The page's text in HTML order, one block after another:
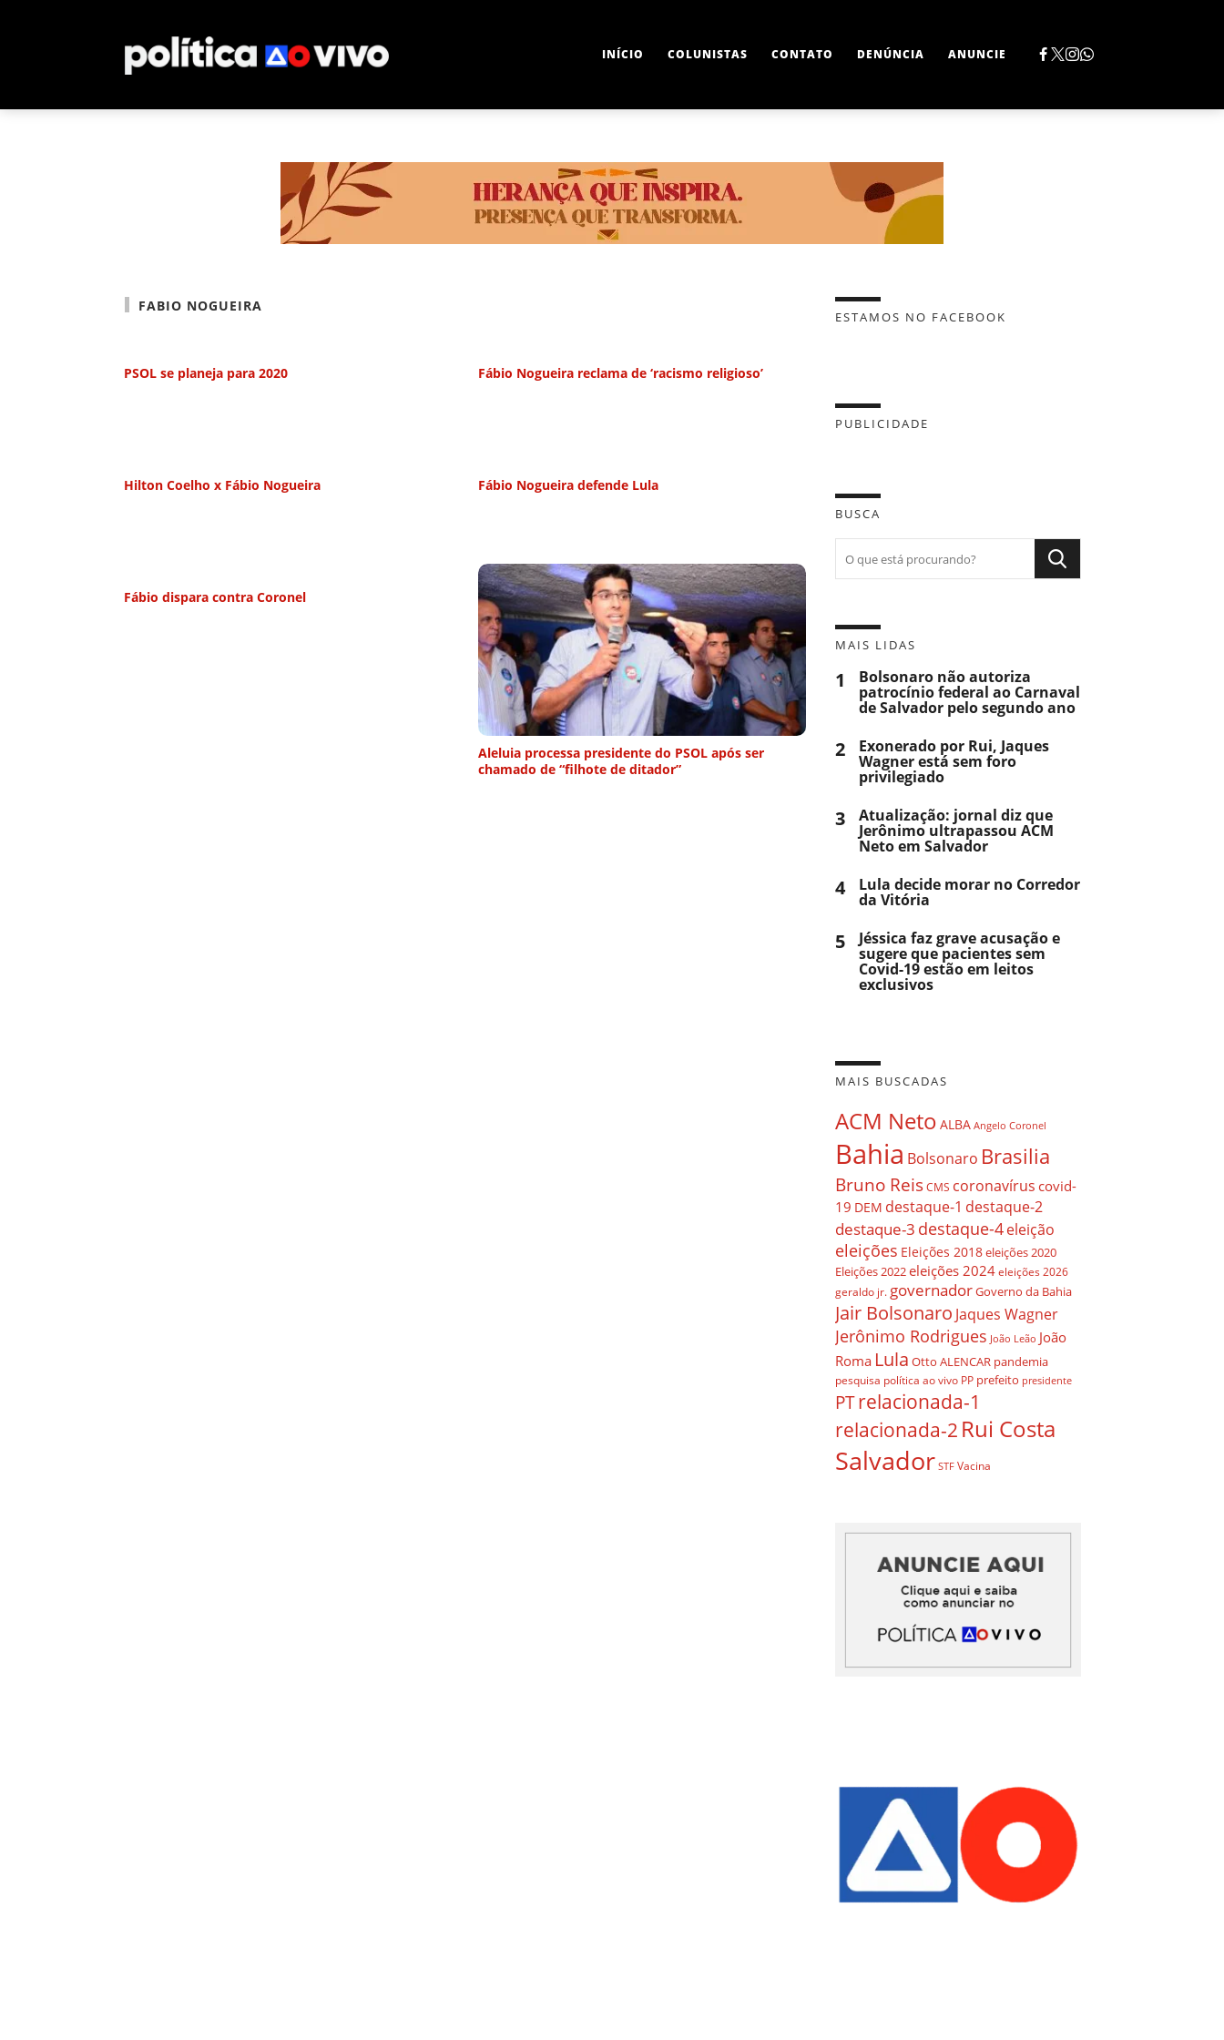
INÍCIO COLUNISTAS CONTATO DENÚNCIA ANUNCIE
FABIO NOGUEIRA
PSOL se planeja para 2020 Fábio Nogueira reclama de ‘racismo religioso’
Hilton Coelho x Fábio Nogueira Fábio Nogueira defende Lula
Fábio dispara contra Coronel
Aleluia processa presidente do PSOL após ser
chamado de “filhote de ditador”
ESTAMOS NO FACEBOOK
PUBLICIDADE
BUSCA
MAIS LIDAS
1 Bolsonaro não autoriza
patrocínio federal ao Carnaval
de Salvador pelo segundo ano
2 Exonerado por Rui, Jaques
Wagner está sem foro
privilegiado
3 Atualização: jornal diz que
Jerônimo ultrapassou ACM
Neto em Salvador
4 Lula decide morar no Corredor
da Vitória
5 Jéssica faz grave acusação e
sugere que pacientes sem
Covid-19 estão em leitos
exclusivos
MAIS BUSCADAS
ACM Neto ALBA Angelo Coronel
Bahia Bolsonaro Brasilia
Bruno ReisCMS coronavírus covid-
19 DEM destaque-1 destaque-2
destaque-3 destaque-4eleição
eleições Eleições 2018eleições 2020
Eleições 2022eleições 2024 eleições 2026
geraldo jr. governadorGoverno da Bahia
Jair Bolsonaro Jaques Wagner
Jerônimo Rodrigues João Leão João
Roma Lula Otto ALENCAR pandemia
pesquisa política ao vivo PP prefeito presidente
PTrelacionada-1
relacionada-2 Rui Costa
Salvador STF Vacina